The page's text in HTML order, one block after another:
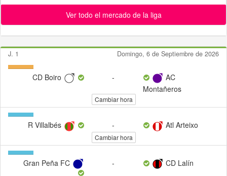
Ver todo el mercado de la liga
J. 1 Domingo, 6 de Septiembre de 2026
X
(100%)CD Boiro -
AC
Montañeros
Cambiar hora
1
(100%)
R Villalbés - Atl Arteixo
Cambiar hora
1
(100%)
Gran Peña FC - CD Lalín